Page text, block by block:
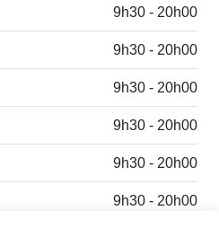
9h30 - 20h00
9h30 - 20h00
9h30 - 20h00
9h30 - 20h00
9h30 - 20h00
9h30 - 20h00